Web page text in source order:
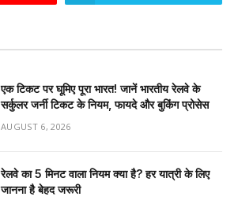
एक टिकट पर घूमिए पूरा भारत! जानें भारतीय रेलवे के
सर्कुलर जर्नी टिकट के नियम, फायदे और बुकिंग प्रोसेस
AUGUST 6, 2026
रेलवे का 5 मिनट वाला नियम क्या है? हर यात्री के लिए
जानना है बेहद जरूरी